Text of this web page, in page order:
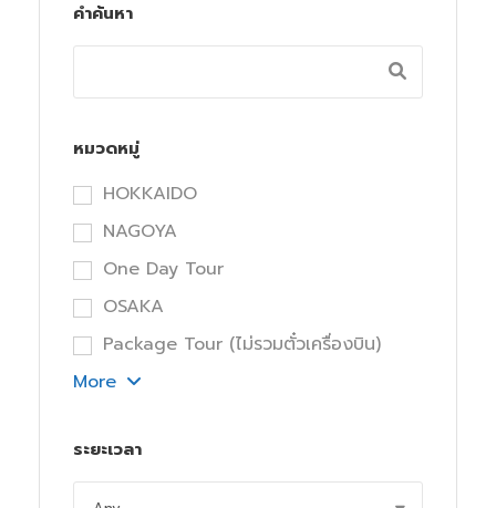
คำค้นหา
หมวดหมู่
HOKKAIDO
NAGOYA
One Day Tour
OSAKA
Package Tour (ไม่รวมตั๋วเครื่องบิน)
More
ระยะเวลา